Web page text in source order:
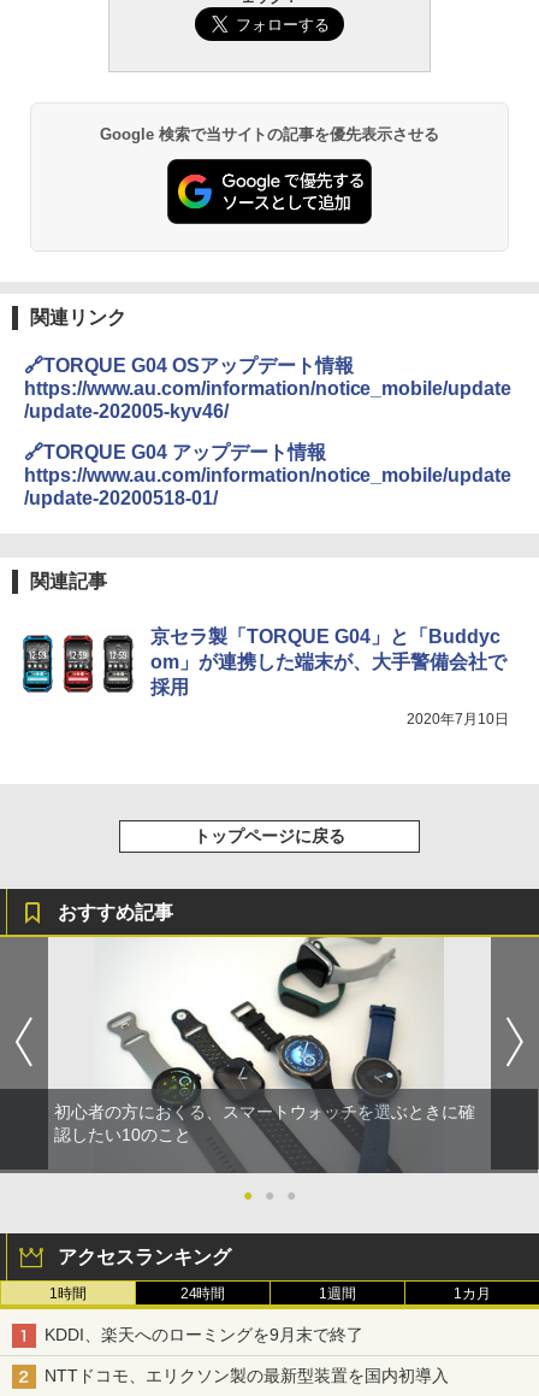
Google 検索で当サイトの記事を優先表示させる
関連リンク
🔗TORQUE G04 OSアップデート情報
https://www.au.com/information/notice_mobile/update
/update-202005-kyv46/
🔗TORQUE G04 アップデート情報
https://www.au.com/information/notice_mobile/update
/update-20200518-01/
関連記事
京セラ製「TORQUE G04」と「Buddyc
om」が連携した端末が、大手警備会社で
採用
2020年7月10日
トップページに戻る
おすすめ記事
初心者の方におくる、スマートウォッチを選ぶときに確
認したい10のこと
● ● ●
アクセスランキング
1時間 24時間 1週間 1カ月
KDDI、楽天へのローミングを9月末で終了
NTTドコモ、エリクソン製の最新型装置を国内初導入